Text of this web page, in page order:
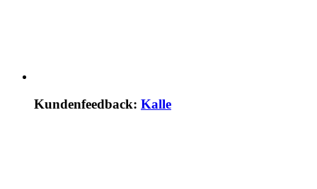
Kundenfeedback: Kalle